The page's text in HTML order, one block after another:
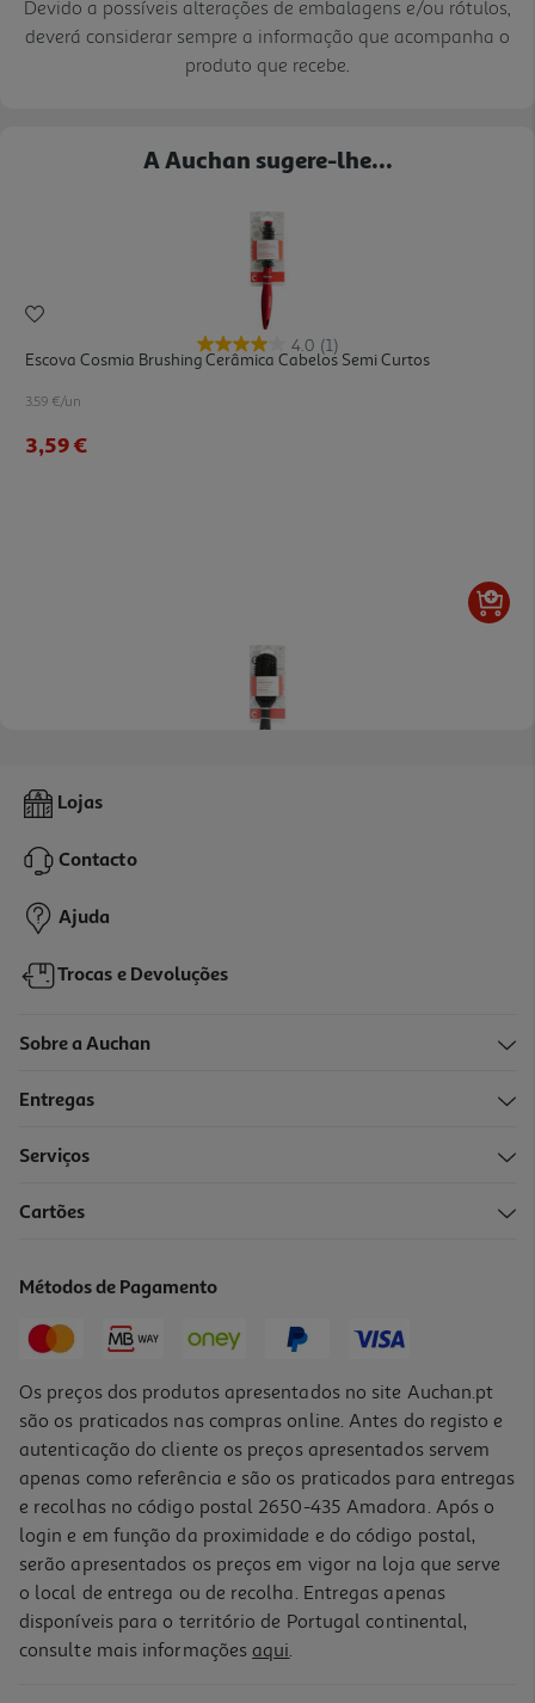
Devido a possíveis alterações de embalagens e/ou rótulos,
deverá considerar sempre a informação que acompanha o
produto que recebe.
A Auchan sugere-lhe...
4.0 (1)
Escova Cosmia Brushing Cerâmica Cabelos Semi Curtos
3.59 €/un
3,59 €
Escova Cosmia Cabelo Fino E Frágil
4,49 €
Pente Cosmia Afro
Lojas
Contacto
Ajuda
Trocas e Devoluções
Sobre a Auchan
Entregas
Serviços
Cartões
Métodos de Pagamento
Os preços dos produtos apresentados no site Auchan.pt
são os praticados nas compras online. Antes do registo e
autenticação do cliente os preços apresentados servem
apenas como referência e são os praticados para entregas
e recolhas no código postal 2650-435 Amadora. Após o
login e em função da proximidade e do código postal,
serão apresentados os preços em vigor na loja que serve
o local de entrega ou de recolha. Entregas apenas
disponíveis para o território de Portugal continental,
consulte mais informações aqui.